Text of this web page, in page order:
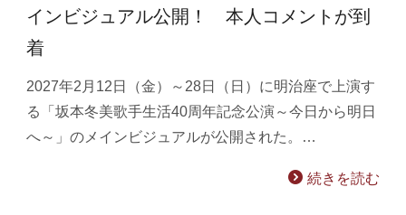
インビジュアル公開！ 本人コメントが到
着
2027年2月12日（金）～28日（日）に明治座で上演す
る「坂本冬美歌手生活40周年記念公演～今日から明日
へ～」のメインビジュアルが公開された。…
続きを読む